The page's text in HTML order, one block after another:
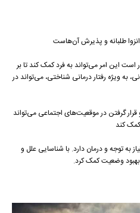
انزوا طلبانه و پذیرش آن‌هاست
این امر می‌تواند به فرد کمک کند تا بر
به ویژه رفتار درمانی شناختی، می‌تواند در
گرفتن در موقعیت‌های اجتماعی می‌تواند
کند
به توجه و درمان دارد. با شناسایی علل و
بهبود وضعیت کمک کرد.